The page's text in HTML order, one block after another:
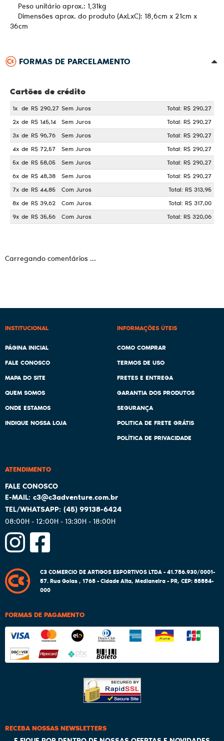
Peso unitário aprox.: 1,31kg
Dimensões aprox. do produto (AxLxC): 18,6cm x 21cm x
36cm
FORMAS DE PARCELAMENTO
Cartões de crédito
1x de R$ 290,27 Sem Juros
Total: R$ 290,27
2x de R$ 145,14 Sem Juros
Total: R$ 290,27
3x de R$ 96,76 Sem Juros
Total: R$ 290,27
4x de R$ 72,57 Sem Juros
Total: R$ 290,27
5x de R$ 58,05 Sem Juros
Total: R$ 290,27
6x de R$ 48,38 Sem Juros
Total: R$ 290,27
7x de R$ 44,85 Com Juros
Total: R$ 313,95
8x de R$ 39,62 Com Juros
Total: R$ 317,00
9x de R$ 35,56 Com Juros Total: R$ 320,06
Carregando comentários ...
INSTITUCIONAL
PÁGINA INICIAL
FALE CONOSCO
MAPA DO SITE
QUEM SOMOS
ONDE ESTAMOS
INDIQUE NOSSA LOJA
INFORMAÇÕES ÚTEIS
COMO COMPRAR
TERMOS DE USO
FRETES E ENTREGA
GARANTIA DOS PRODUTOS
SEGURANÇA
POLITICA DE FRETE GRÁTIS
POLÍTICA DE PRIVACIDADE
ATENDIMENTO
(45)99138-6424
08:00H - 12:00H - 13:30H - 18:00H
c3@c3adventure.com.br
C3 COMERCIO DE ARTIGOS ESPORTIVOS LTDA - 41.756.930/0001-
57.Rua Goias , 1765-Cidade Alta, Medianeira-PR, CEP: 85884-
000
FORMAS DE PAGAMENTO
RECEBA NOSSAS NEWSLETTERS